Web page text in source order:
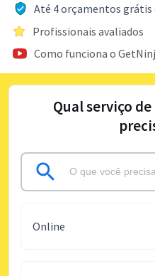
Até 4 orçamentos grátis
Profissionais avaliados
Como funciona o
Qual serviço
Online